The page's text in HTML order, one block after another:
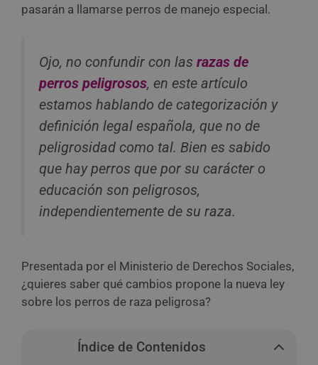
pasarán a llamarse perros de manejo especial.
Ojo, no confundir con las razas de
perros peligrosos, en este artículo
estamos hablando de categorización y
definición legal española, que no de
peligrosidad como tal. Bien es sabido
que hay perros que por su carácter o
educación son peligrosos,
independientemente de su raza.
Presentada por el Ministerio de Derechos Sociales,
¿quieres saber qué cambios propone la nueva ley
sobre los perros de raza peligrosa?
Índice de Contenidos